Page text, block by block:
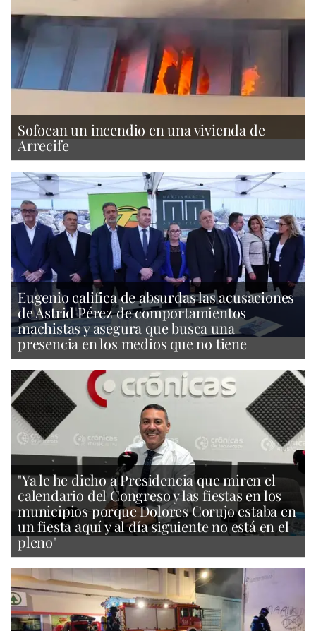
Sofocan un incendio en una vivienda de
Arrecife
Eugenio califica de absurdas las acusaciones
de Astrid Pérez de comportamientos
machistas y asegura que busca una
presencia en los medios que no tiene
"Ya le he dicho a Presidencia que miren el
calendario del Congreso y las fiestas en los
municipios porque Dolores Corujo estaba en
un fiesta aquí y al día siguiente no está en el
pleno"